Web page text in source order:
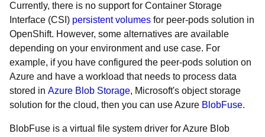
Currently, there is no support for Container Storage
Interface (CSI) persistent volumes for peer-pods solution in
OpenShift. However, some alternatives are available
depending on your environment and use case. For
example, if you have configured the peer-pods solution on
Azure and have a workload that needs to process data
stored in Azure Blob Storage, Microsoft's object storage
solution for the cloud, then you can use Azure BlobFuse.
BlobFuse is a virtual file system driver for Azure Blob